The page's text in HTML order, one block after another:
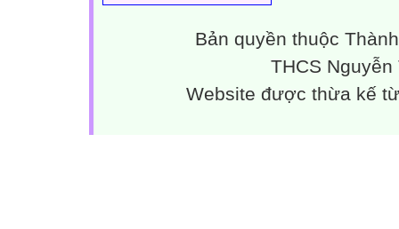
Bản quyền thuộc
THCS
Website được thừa kế